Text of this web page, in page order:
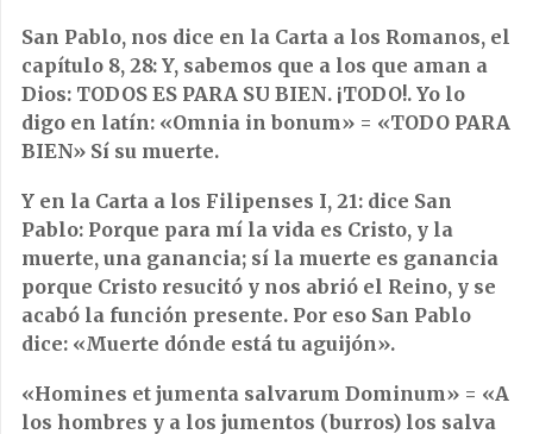
San Pablo, nos dice en la Carta a los Romanos, el
capítulo 8, 28: Y, sabemos que a los que aman a
Dios: TODOS ES PARA SU BIEN. ¡TODO!. Yo lo
digo en latín: «Omnia in bonum» = «TODO PARA
BIEN» Sí su muerte.
Y en la Carta a los Filipenses I, 21: dice San
Pablo: Porque para mí la vida es Cristo, y la
muerte, una ganancia; sí la muerte es ganancia
porque Cristo resucitó y nos abrió el Reino, y se
acabó la función presente. Por eso San Pablo
dice: «Muerte dónde está tu aguijón».
«Homines et jumenta salvarum Dominum» = «A
los hombres y a los jumentos (burros) los salva